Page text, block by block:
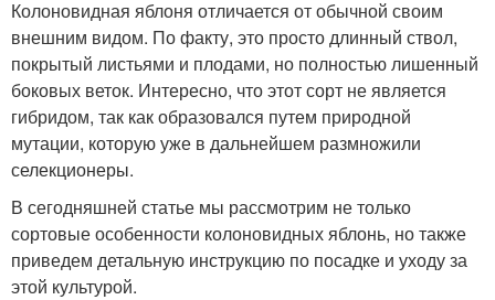
Колоновидная яблоня отличается от обычной своим
внешним видом. По факту, это просто длинный ствол,
покрытый листьями и плодами, но полностью лишенный
боковых веток. Интересно, что этот сорт не является
гибридом, так как образовался путем природной
мутации, которую уже в дальнейшем размножили
селекционеры.
В сегодняшней статье мы рассмотрим не только
сортовые особенности колоновидных яблонь, но также
приведем детальную инструкцию по посадке и уходу за
этой культурой.